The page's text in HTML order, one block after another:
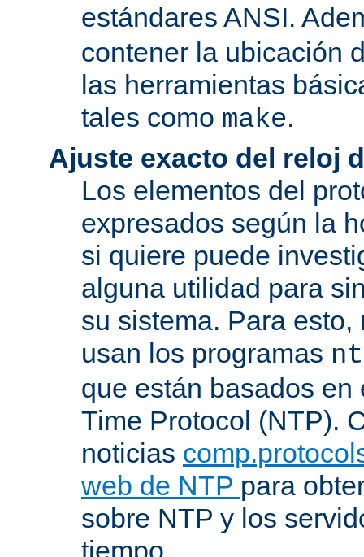
estándares ANSI.
contener la ubicación
las herramientas
tales como make.
Ajuste exacto del reloj
Los elementos del
expresados según la
si quiere puede
alguna utilidad para
su sistema. Para esto,
usan los programas
que están basados
Time Protocol (NTP).
noticias
web de NTP para
sobre NTP y los
tiempo.